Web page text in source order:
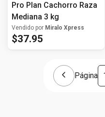
Pro Plan Cachorro Raza
Mediana 3 kg
Vendido por Miralo Xpress
$37.95
Página